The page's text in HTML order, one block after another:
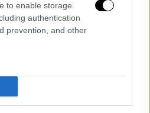
to enable storage
authentication
prevention, and other
μέριμνα των
ηλικίας από 4
των δύο ανδρογύνων
δομές αρωγής